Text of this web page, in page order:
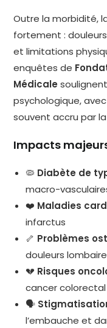
Outre la morbidité,
fortement :
et limitations
enquêtes de
Médicale
psychologique,
souvent accru par
Impacts
🦠 Diabète de
macro-
❤️ Maladies
infarctus
🦴 Problèmes
douleurs
💔 Risques
cancer colorectal
🗣️
l’embauche et